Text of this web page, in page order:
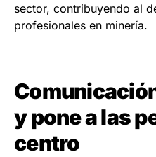
sector, contribuyendo al
profesionales en minería.
y pone a las
centro